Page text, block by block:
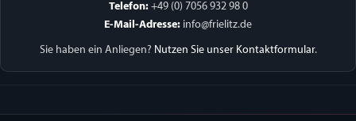
Telefon:+49 (0) 7056 932 98 0
E-Mail-Adresse: info@frielitz.de
Sie haben ein Anliegen? Nutzen Sie unser Kontaktformular.